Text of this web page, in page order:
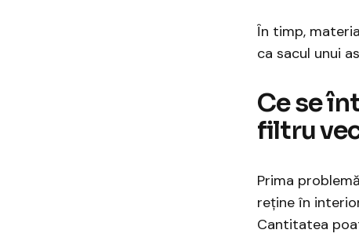
În timp,
ca sacul unui
​Ce se
filtru
Prima
reține în
Cantitatea